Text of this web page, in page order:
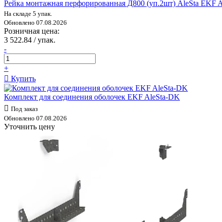
Рейка монтажная перфорированная Д800 (уп.2шт) AleSta EKF
На складе 5 упак.
Обновлено 07.08.2026
Розничная цена:
3 522.84 / упак.
-
+
Купить
Комплект для соединения оболочек EKF AleSta-DK
Под заказ
Обновлено 07.08.2026
Уточнить цену